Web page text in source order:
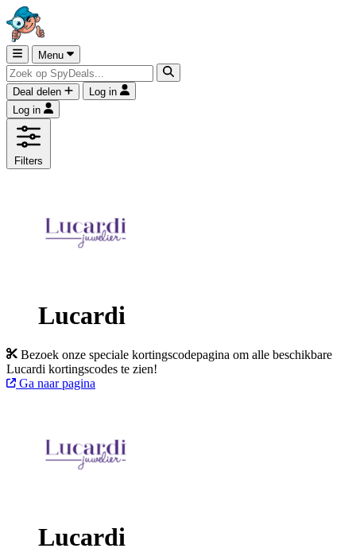
Menu
Deal delen
Log in
Log in
Filters
Lucardi
Bezoek onze speciale kortingscodepagina om alle beschikbare
Lucardi kortingscodes te zien!
Ga naar pagina
Lucardi